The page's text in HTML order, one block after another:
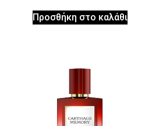
Προσθήκη στο καλάθι